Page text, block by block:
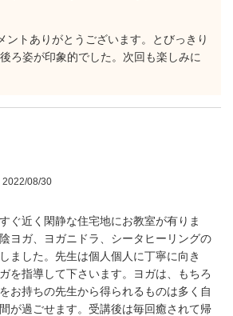
ントありがとうございます。とびっきり
ろ姿が印象的でした。次回も楽しみに
2022/08/30
ぐ近く閑静な住宅地にお教室が有りま
ヨガ、ヨガニドラ、シータヒーリングの
ました。先生は個人個人に丁寧に向き
を指導して下さいます。ヨガは、もちろ
お持ちの先生から得られるものは多く自
が過ごせます。受講後は毎回癒されて帰